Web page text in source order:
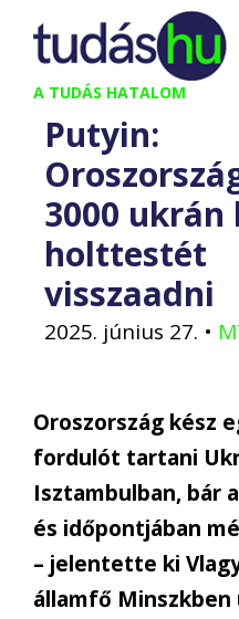
Kilépés
tartalomba
A TUDÁS HATALOM
Putyin:
3000 ukrán
holttestét
visszaadni
2025. június 27. •
Oroszország kész
fordulót tartani
Isztambulban, bár
és időpontjában
– jelentette ki
államfő Minszkben